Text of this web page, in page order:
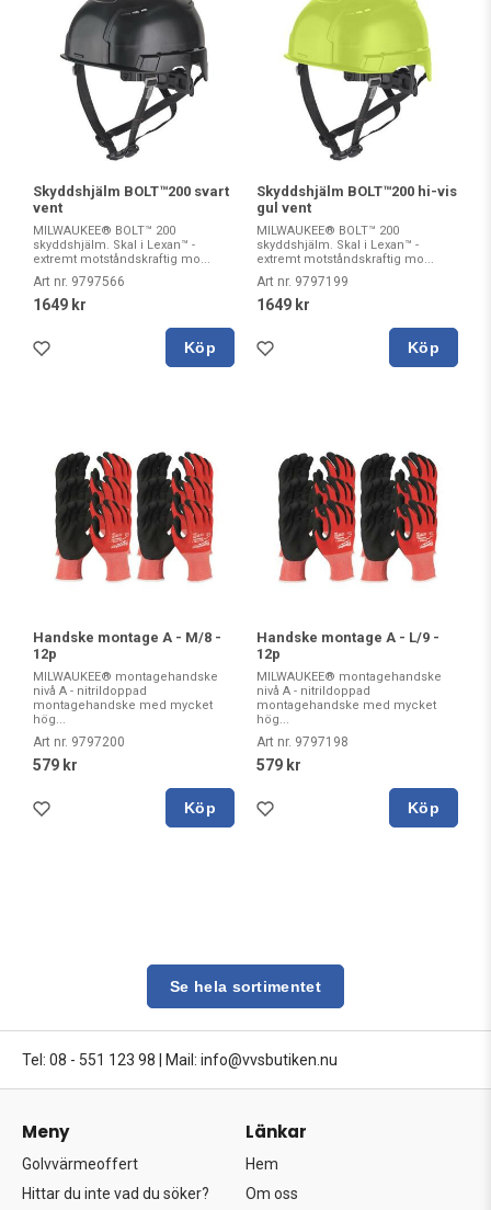
Skyddshjälm BOLT™200 svart
vent
MILWAUKEE® BOLT™ 200
skyddshjälm. Skal i Lexan™ -
extremt motståndskraftig mo...
Art nr. 9797566
1649 kr
Köp
Skyddshjälm BOLT™200 hi-vis
gul vent
MILWAUKEE® BOLT™ 200
skyddshjälm. Skal i Lexan™ -
extremt motståndskraftig mo...
Art nr. 9797199
1649 kr
Köp
Handske montage A - M/8 -
12p
MILWAUKEE® montagehandske
nivå A - nitrildoppad
montagehandske med mycket
hög...
Art nr. 9797200
579 kr
Köp
Handske montage A - L/9 -
12p
MILWAUKEE® montagehandske
nivå A - nitrildoppad
montagehandske med mycket
hög...
Art nr. 9797198
579 kr
Köp
Se hela sortimentet
Tel: 08 - 551 123 98 Mail: info@vvsbutiken.nu
Meny
Golvvärmeoffert
Hittar du inte vad du söker?
Länkar
Hem
Om oss